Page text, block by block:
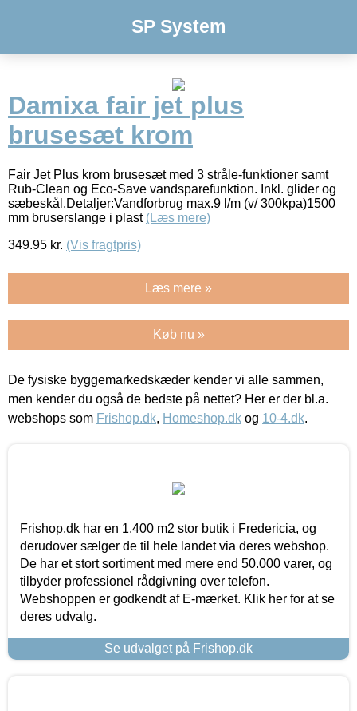
SP System
Damixa fair jet plus
brusesæt krom
Fair Jet Plus krom brusesæt med 3 stråle-funktioner samt
Rub-Clean og Eco-Save vandsparefunktion. Inkl. glider og
sæbeskål.Detaljer:Vandforbrug max.9 l/m (v/ 300kpa)1500
mm bruserslange i plast (Læs mere)
349.95 kr. (Vis fragtpris)
Læs mere »
Køb nu »
De fysiske byggemarkedskæder kender vi alle sammen,
men kender du også de bedste på nettet? Her er der bl.a.
webshops som Frishop.dk, Homeshop.dk og 10-4.dk.
Frishop.dk har en 1.400 m2 stor butik i Fredericia, og
derudover sælger de til hele landet via deres webshop.
De har et stort sortiment med mere end 50.000 varer, og
tilbyder professionel rådgivning over telefon.
Webshoppen er godkendt af E-mærket. Klik her for at se
deres udvalg.
Se udvalget på Frishop.dk